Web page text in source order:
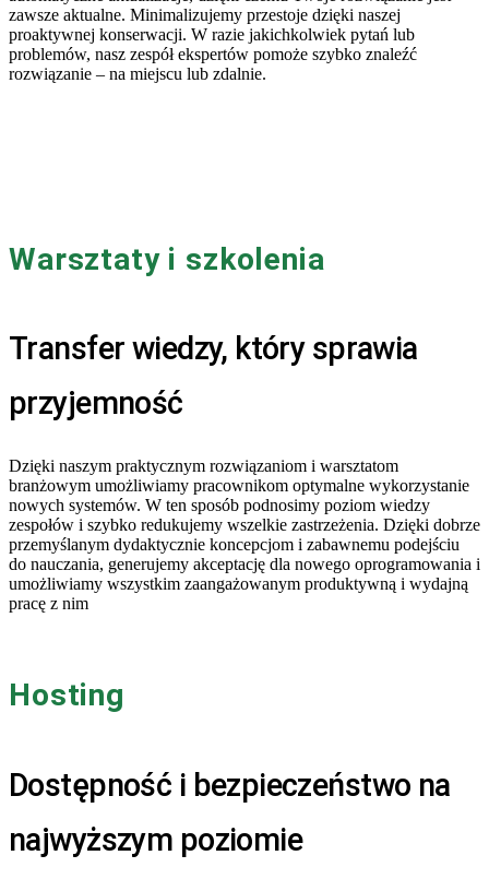
zawsze aktualne. Minimalizujemy przestoje dzięki naszej
proaktywnej konserwacji. W razie jakichkolwiek pytań lub
problemów, nasz zespół ekspertów pomoże szybko znaleźć
rozwiązanie – na miejscu lub zdalnie.
Warsztaty i szkolenia
Transfer wiedzy, który sprawia
przyjemność
Dzięki naszym praktycznym rozwiązaniom i warsztatom
branżowym umożliwiamy pracownikom optymalne wykorzystanie
nowych systemów. W ten sposób podnosimy poziom wiedzy
zespołów i szybko redukujemy wszelkie zastrzeżenia. Dzięki dobrze
przemyślanym dydaktycznie koncepcjom i zabawnemu podejściu
do nauczania, generujemy akceptację dla nowego oprogramowania i
umożliwiamy wszystkim zaangażowanym produktywną i wydajną
pracę z nim
Hosting
Dostępność i bezpieczeństwo na
najwyższym poziomie